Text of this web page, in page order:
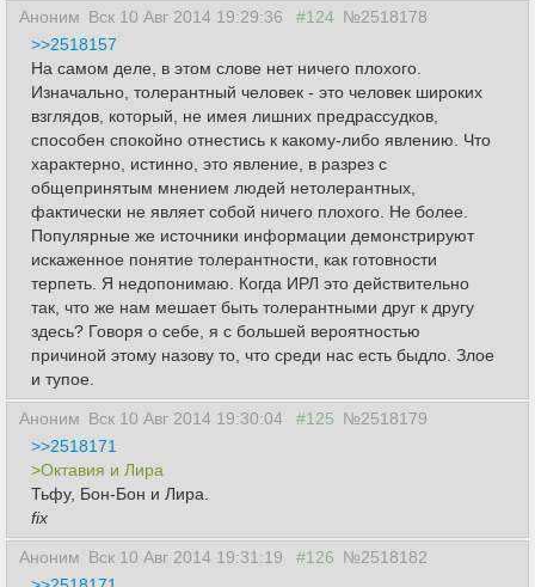
Аноним Вск 10 Авг 2014 19:29:36 #124 №2518178
>>2518157
На самом деле, в этом слове нет ничего плохого.
Изначально, толерантный человек - это человек широких
взглядов, который, не имея лишних предрассудков,
способен спокойно отнестись к какому-либо явлению. Что
характерно, истинно, это явление, в разрез с
общепринятым мнением людей нетолерантных,
фактически не являет собой ничего плохого. Не более.
Популярные же источники информации демонстрируют
искаженное понятие толерантности, как готовности
терпеть. Я недопонимаю. Когда ИРЛ это действительно
так, что же нам мешает быть толерантными друг к другу
здесь? Говоря о себе, я с большей вероятностью
причиной этому назову то, что среди нас есть быдло. Злое
и тупое.
Аноним Вск 10 Авг 2014 19:30:04 #125 №2518179
>>2518171
>Октавия и Лира
Тьфу, Бон-Бон и Лира.
fix
Аноним Вск 10 Авг 2014 19:31:19 #126 №2518182